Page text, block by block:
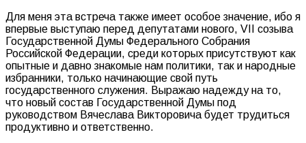
Для меня эта встреча также имеет особое значение, ибо я
впервые выступаю перед депутатами нового, VII созыва
Государственной Думы Федерального Собрания
Российской Федерации, среди которых присутствуют как
опытные и давно знакомые нам политики, так и народные
избранники, только начинающие свой путь
государственного служения. Выражаю надежду на то,
что новый состав Государственной Думы под
руководством Вячеслава Викторовича будет трудиться
продуктивно и ответственно.